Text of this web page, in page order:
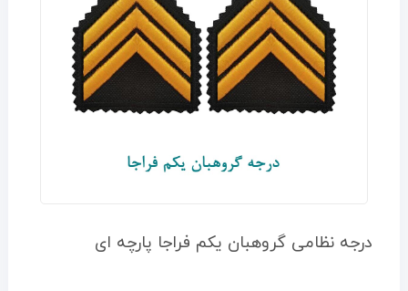
درجه نظامی گروهبان یکم فراجا پارچه ای